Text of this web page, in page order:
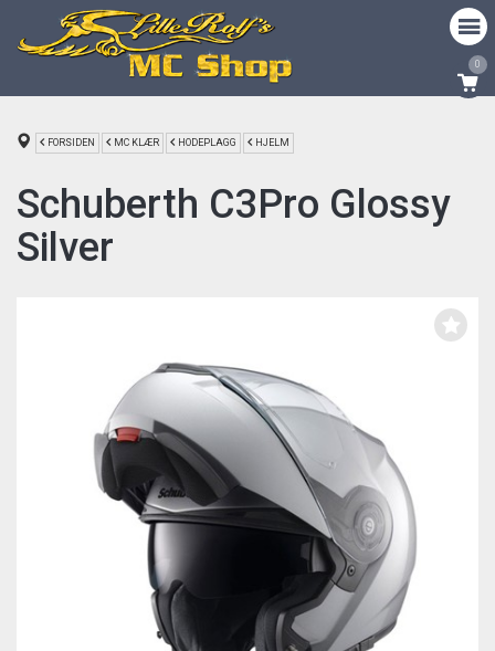
0
FORSIDEN MC KLÆR HODEPLAGG HJELM
Schuberth C3Pro Glossy
Silver